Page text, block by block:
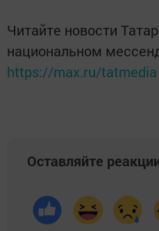
Читайте новости
национальном
https://max.ru/tatmedia
Оставляйте